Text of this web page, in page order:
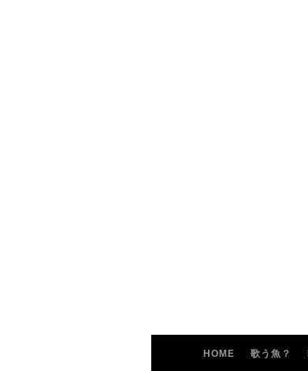
HOME 歌う魚？